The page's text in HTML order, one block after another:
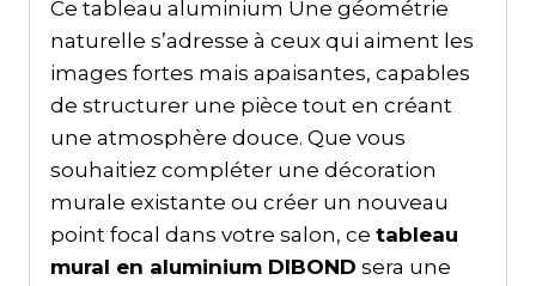
Ce tableau aluminium Une géométrie
naturelle s’adresse à ceux qui aiment les
images fortes mais apaisantes, capables
de structurer une pièce tout en créant
une atmosphère douce. Que vous
souhaitiez compléter une décoration
murale existante ou créer un nouveau
point focal dans votre salon, ce tableau
mural en aluminium DIBOND sera une